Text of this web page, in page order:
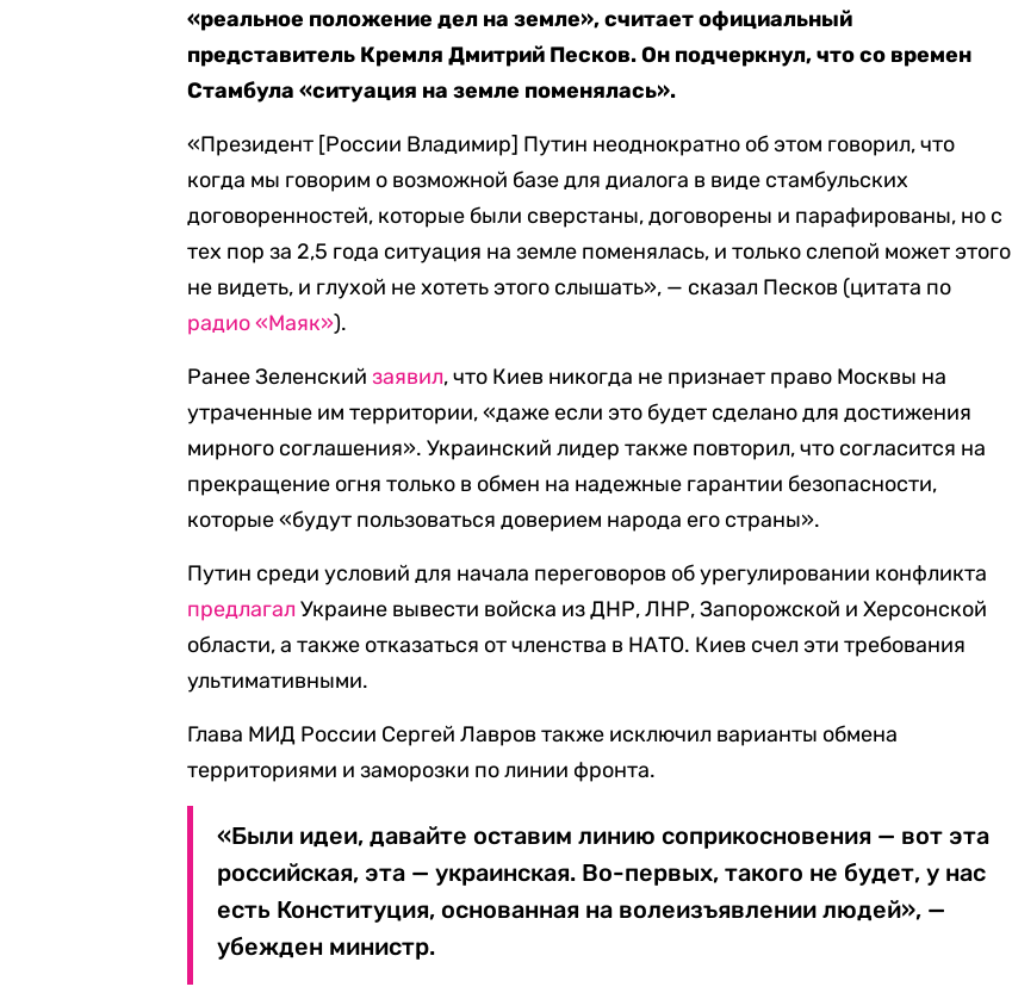
«реальное положение дел на земле», считает официальный
представитель Кремля Дмитрий Песков. Он подчеркнул, что со времен
Стамбула «ситуация на земле поменялась».
«Президент [России Владимир] Путин неоднократно об этом говорил, что
когда мы говорим о возможной базе для диалога в виде стамбульских
договоренностей, которые были сверстаны, договорены и парафированы, но с
тех пор за 2,5 года ситуация на земле поменялась, и только слепой может этого
не видеть, и глухой не хотеть этого слышать», — сказал Песков (цитата по
радио «Маяк»).
Ранее Зеленскийзаявил, что Киев никогда не признает право Москвы на
утраченные им территории, «даже если это будет сделано для достижения
мирного соглашения». Украинский лидер также повторил, что согласится на
прекращение огня только в обмен на надежные гарантии безопасности,
которые «будут пользоваться доверием народа его страны».
Путин среди условий для начала переговоров об урегулировании конфликта
предлагал Украине вывести войска из ДНР, ЛНР, Запорожской и Херсонской
области, а также отказаться от членства в НАТО. Киев счел эти требования
ультимативными.
Глава МИД России Сергей Лавров также исключил варианты обмена
территориями и заморозки по линии фронта.
«Были идеи, давайте оставим линию соприкосновения — вот эта
российская, эта — украинская. Во-первых, такого не будет, у нас
есть Конституция, основанная на волеизъявлении людей», —
убежден министр.